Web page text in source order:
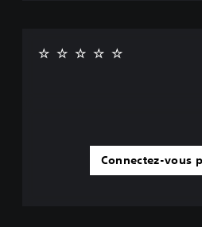
Connectez-vous